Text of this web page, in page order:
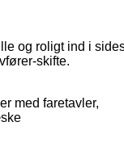
og roligt ind i
skifte.
med faretavler,